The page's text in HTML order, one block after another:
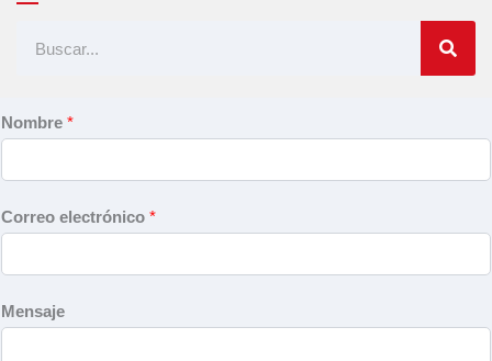
Nombre *
Correo electrónico *
Mensaje